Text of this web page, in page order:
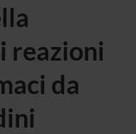
reazioni
da